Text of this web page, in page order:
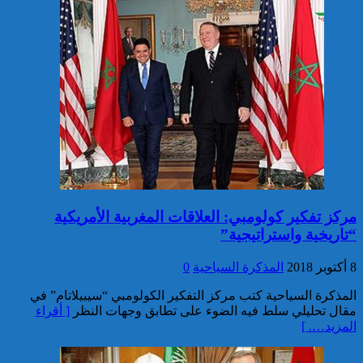
خبير: “البيعة الإلكترونية” تكشف
تحول الإرهاب الرقمي بعد تفكيك
خلية داعشية بتطوان
بلدية إسطنبول على ذمة التحقيق
مركز تفكير كولومبي: العلاقات المغربية الأمريكية
“تاريخية واستراتيجية”
8 أكتوبر 2018 المذكرة السياحية 0
المذكرة السياحية كتب مركز التفكير الكولومبي “سيبيلاتام” في
مقال تحليلي سلط فيه الضوء على تطابق وجهات النظر [ أقراء
المزيد…. ]